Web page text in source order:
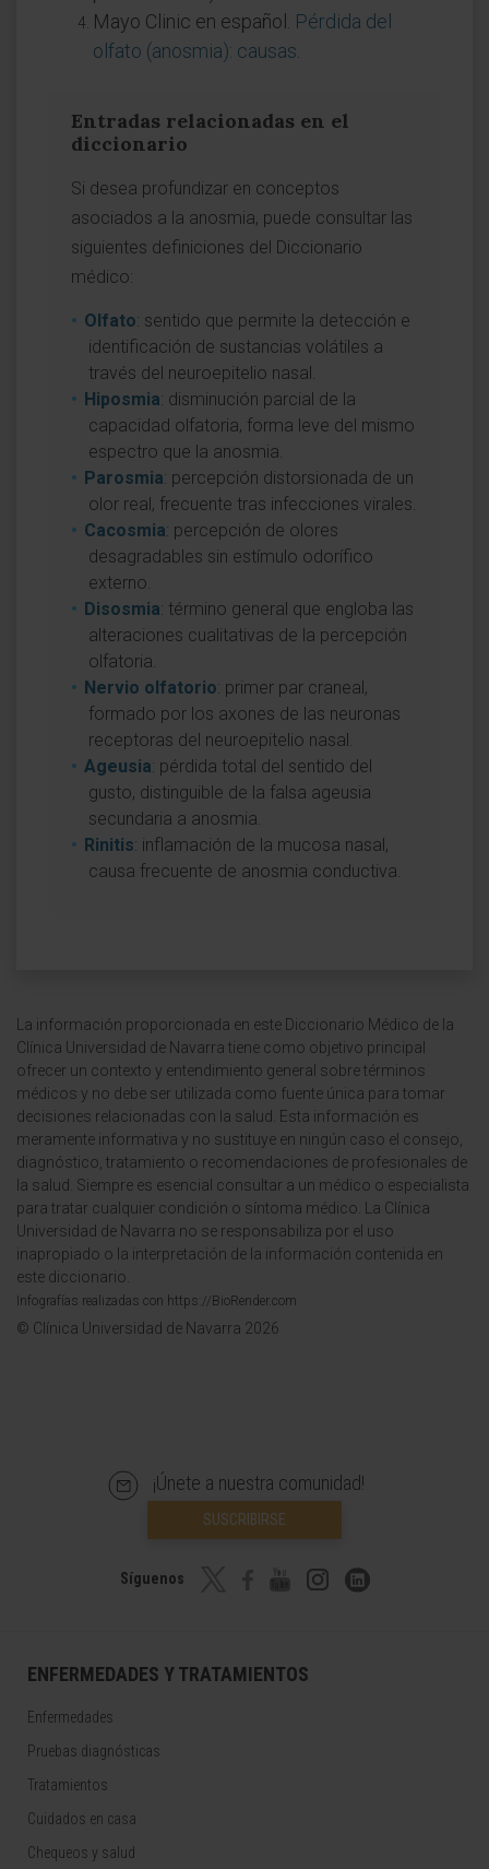
Mayo Clinic en español. Pérdida del
olfato (anosmia): causas
Entradas relacionadas en el
diccionario
Si desea profundizar en conceptos
asociados a la anosmia, puede consultar las
siguientes definiciones del Diccionario
médico:
Olfato: sentido que permite la detección e
identificación de sustancias volátiles a
través del neuroepitelio nasal.
Hiposmia: disminución parcial de la
capacidad olfatoria, forma leve del mismo
espectro que la anosmia.
Parosmia: percepción distorsionada de un
olor real, frecuente tras infecciones virales.
Cacosmia: percepción de olores
desagradables sin estímulo odorífico
externo.
Disosmia: término general que engloba las
alteraciones cualitativas de la percepción
olfatoria.
Nervio olfatorio: primer par craneal,
formado por los axones de las neuronas
receptoras del neuroepitelio nasal.
Ageusia: pérdida total del sentido del
gusto, distinguible de la falsa ageusia
secundaria a anosmia.
Rinitis: inflamación de la mucosa nasal,
causa frecuente de anosmia conductiva.
La información proporcionada en este Diccionario Médico de la
Clínica Universidad de Navarra tiene como objetivo principal
ofrecer un contexto y entendimiento general sobre términos
médicos y no debe ser utilizada como fuente única para tomar
decisiones relacionadas con la salud. Esta información es
meramente informativa y no sustituye en ningún caso el consejo,
diagnóstico, tratamiento o recomendaciones de profesionales de
la salud. Siempre es esencial consultar a un médico o especialista
para tratar cualquier condición o síntoma médico. La Clínica
Universidad de Navarra no se responsabiliza por el uso
inapropiado o la interpretación de la información contenida en
este diccionario.
Infografías realizadas con https://BioRender.com
© Clínica Universidad de Navarra 2026
¡Únete a nuestra comunidad!
SUSCRIBIRSE
Síguenos
ENFERMEDADES Y TRATAMIENTOS
Enfermedades
Pruebas diagnósticas
Tratamientos
Cuidados en casa
Chequeos y salud